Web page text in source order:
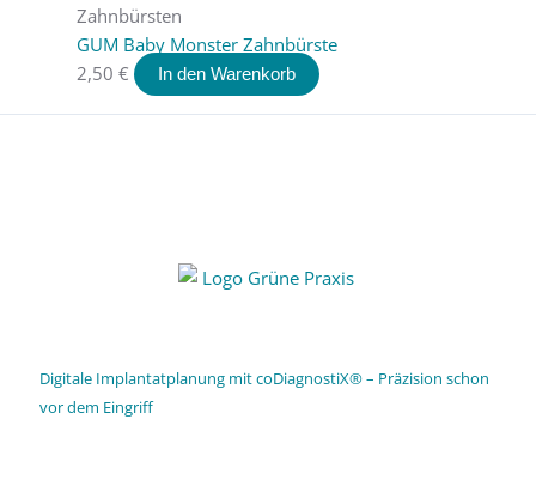
Zahnbürsten
GUM Baby Monster Zahnbürste
2,50 € In den Warenkorb
Digitale Implantatplanung mit coDiagnostiX® – Präzision schon
vor dem Eingriff